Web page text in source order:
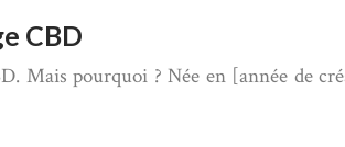
CBD
Mais pourquoi ? Née en [année de